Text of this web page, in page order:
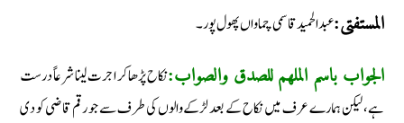
المستفتی:عبدالحمید قاسمی چماواں پھول پور۔
الجواب باسم الملھم للصدق والصواب:نکاح پڑھا کر اجرت لینا شرعاً درست
ہے، لیکن ہمارے عرف میں نکاح کے بعد لڑکے والوں کی طرف سے جو رقم قاضی کو دی